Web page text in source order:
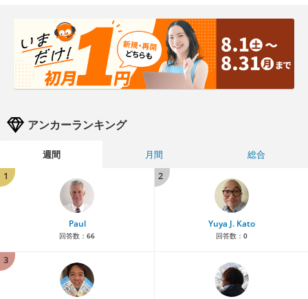
アンカーランキング
週間 月間
総合
1
Paul
回答数： 66
2
Yuya J. Kato
回答数： 0
3